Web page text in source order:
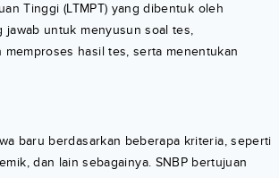
Tinggi (LTMPT) yang dibentuk oleh
jawab untuk menyusun soal tes,
memproses hasil tes, serta menentukan
baru berdasarkan beberapa kriteria, seperti
dan lain sebagainya. SNBP bertujuan